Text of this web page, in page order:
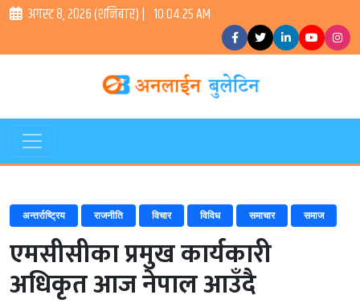
अगस्ट ८, २०२६ (शनिबार) | 10:04:25 AM
अन्तर्राष्ट्रिय राजनीति विचार विविध समाचार समाज
एमसीसीका प्रमुख कार्यकारी
अधिकृत आज नेपाल आउँदै